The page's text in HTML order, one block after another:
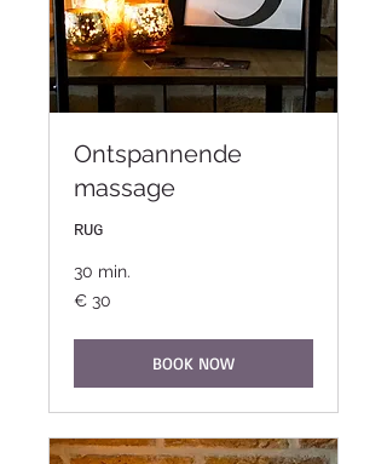
Ontspannende
massage
RUG
30 min.
30
euro
€ 30
BOOK NOW